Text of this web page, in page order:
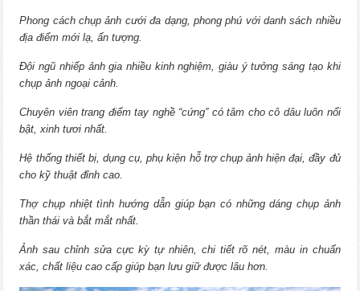
Phong cách chụp ảnh cưới đa dạng, phong phú với danh sách nhiều
địa điểm mới lạ, ấn tượng.
Đội ngũ nhiếp ảnh gia nhiều kinh nghiệm, giàu ý tưởng sáng tạo khi
chụp ảnh ngoại cảnh.
Chuyên viên trang điểm tay nghề “cứng” có tâm cho cô dâu luôn nổi
bật, xinh tươi nhất.
Hệ thống thiết bị, dụng cụ, phụ kiện hỗ trợ chụp ảnh hiện đại, đầy đủ
cho kỹ thuật đỉnh cao.
Thợ chụp nhiệt tình hướng dẫn giúp bạn có những dáng chụp ảnh
thần thái và bắt mắt nhất.
Ảnh sau chỉnh sửa cực kỳ tự nhiên, chi tiết rõ nét, màu in chuẩn
xác, chất liệu cao cấp giúp bạn lưu giữ được lâu hơn.